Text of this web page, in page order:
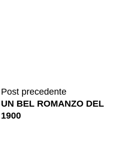
Post precedente
UN BEL ROMANZO DEL
1900